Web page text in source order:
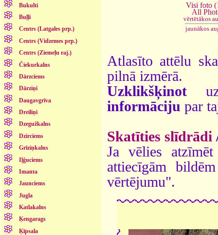
Bukulti
Buļļi
Centrs (Latgales prp.)
Centrs (Vidzemes prp.)
Centrs (Ziemeļu raj.)
Čiekurkalns
Dārzciems
Dārziņi
Daugavgrīva
Dreiliņi
Dzegužkalns
Dzirciems
Grīziņkalns
Iļģuciems
Imanta
Jaunciems
Jugla
Katlakalns
Ķengarags
Ķīpsala
Visi foto
All
vērtētākos
jaunākos
Atlasīto attēlu
pilnā izmērā.
Uzklikšķinot
informāciju par
Skatīties slīdrādi
Ja vēlies
attiecīgām
vērtējumu".